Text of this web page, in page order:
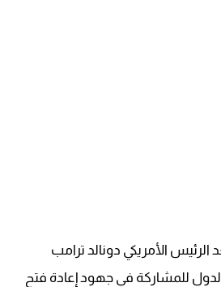
الأمريكي دونالد ترامب
للمشاركة في جهود إعادة فتح